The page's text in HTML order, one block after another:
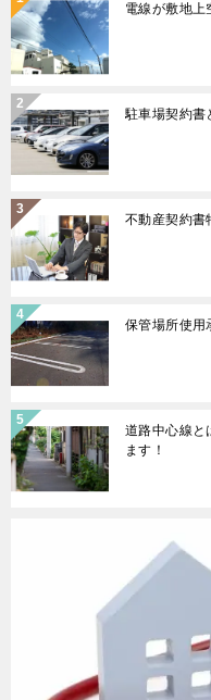
電線が敷地上
駐車場契約書
不動産契約書
保管場所使用
道路中心線と
ます！